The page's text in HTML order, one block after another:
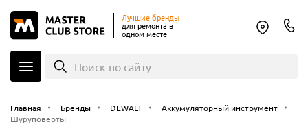
Лучшие бренды
для ремонта в
одном месте
Поиск по сайту
Главная Бренды DEWALT
Аккумуляторный инструмент
Шуруповёрты